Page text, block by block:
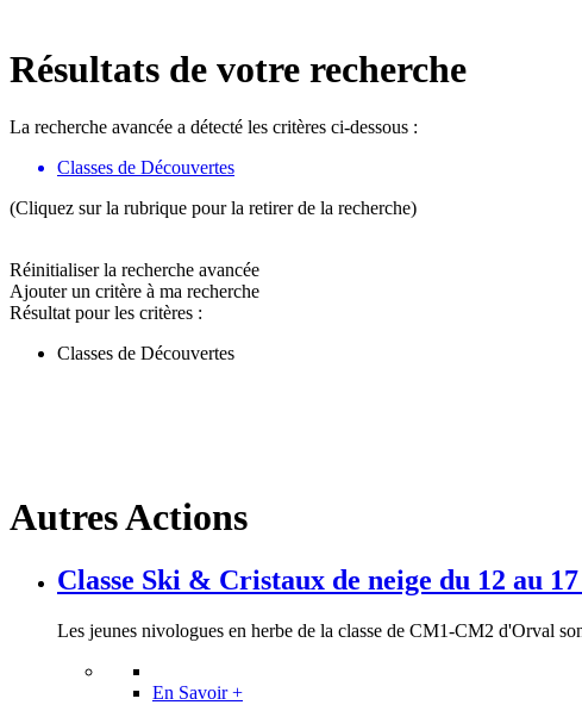
Résultats de votre recherche
La recherche avancée a détecté les critères ci-dessous :
Classes de Découvertes
(Cliquez sur la rubrique pour la retirer de la recherche)
Réinitialiser la recherche avancée
Ajouter un critère à ma recherche
Résultat pour les critères :
Classes de Découvertes
Autres Actions
Classe Ski & Cristaux de neige du 12 au
Les jeunes nivologues en herbe de la classe de CM1-CM2 d'Orval
En Savoir +